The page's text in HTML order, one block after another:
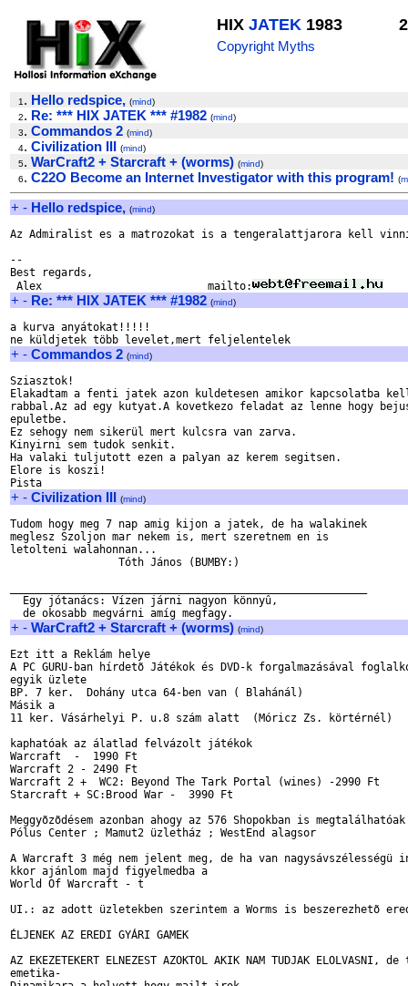
HIX JATEK 1983
Copyright Myths
1 . Hello redspice, (mind)
2. Re: *** HIX JATEK *** #1982 (mind)
3. Commandos 2 (mind)
4. Civilization III (mind)
5. WarCraft2 + Starcraft + (worms) (mind)
6. C22O Become an Internet Investigator with this program! (
+ - Hello redspice, (mind)
Az Admiralist es a matrozokat is a tengeralattjarora kell
--
Best regards,
Alex                          mailto:
+ - Re: *** HIX JATEK *** #1982 (mind)
a kurva anyátokat!!!!!
+ - Commandos 2 (mind)
Sziasztok!
Elakadtam a fenti jatek azon kuldetesen amikor kapcsolatba
rabbal.Az ad egy kutyat.A kovetkezo feladat az lenne hogy
epuletbe.
Ez sehogy nem sikerül mert kulcsra van zarva.
Kinyirni sem tudok senkit.
Ha valaki tuljutott ezen a palyan az kerem segitsen.
Elore is koszi!
+ - Civilization III (mind)
Tudom hogy meg 7 nap amig kijon a jatek, de ha walakinek
meglesz Szoljon mar nekem is, mert szeretnem en is
letolteni walahonnan...
                 Tóth János (BUMBY:)
  Egy jótanács: Vízen járni nagyon könnyû,
+ - WarCraft2 + Starcraft + (worms) (mind)
Ezt itt a Reklám helye
A PC GURU-ban hírdetõ Játékok és DVD-k forgalmazásával
egyik üzlete
BP. 7 ker.  Dohány utca 64-ben van ( Blahánál)
Másik a
11 ker. Vásárhelyi P. u.8 szám alatt  (Móricz Zs. körtérnél)
kaphatóak az álatlad felvázolt játékok
Warcraft  -  1990 Ft
Warcraft 2 - 2490 Ft
Warcraft 2 +  WC2: Beyond The Tark Portal (wines) -2990 Ft
Starcraft + SC:Brood War -  3990 Ft
Meggyõzõdésem azonban ahogy az 576 Shopokban is
Pólus Center ; Mamut2 üzletház ; WestEnd alagsor
A Warcraft 3 még nem jelent meg, de ha van nagysávszélességü
kkor ajánlom majd figyelmedba a
World Of Warcraft - t
UI.: az adott üzletekben szerintem a Worms is beszerezhetõ
ÉLJENEK AZ EREDI GYÁRI GAMEK
AZ EKEZETEKERT ELNEZEST AZOKTOL AKIK NAM TUDJAK ELOLVASNI,
emetika-